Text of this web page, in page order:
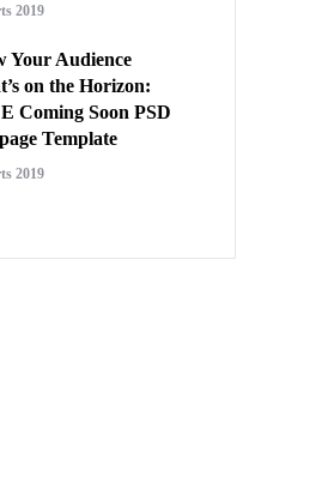
2019
Your Audience
on the Horizon:
Coming Soon PSD
Template
2019